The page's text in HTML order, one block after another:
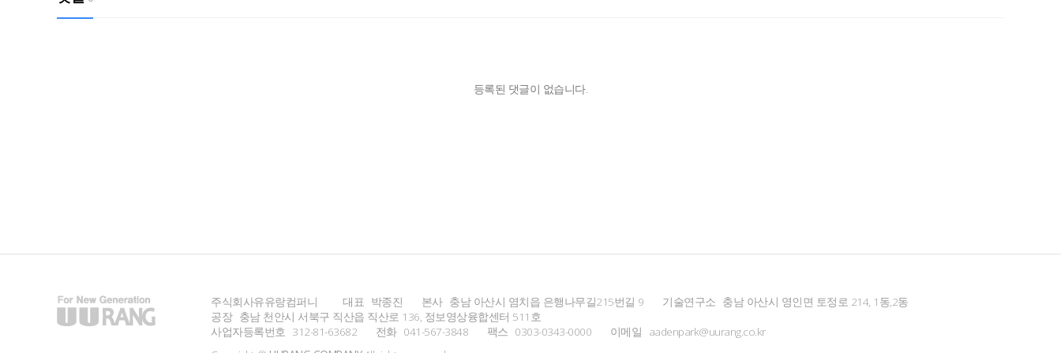
등록된 댓글이 없습니다.
주식회사유유랑컴퍼니 대표 박종진 본사 충남 아산시 염치읍 은행나무길215번길 9 기술연구소 충남 아산시 영인면 토정로 214, 1동,2동
공장 충남 천안시 서북구 직산읍 직산로 136, 정보영상융합센터 511호
사업자등록번호 312-81-63682 전화 041-567-3848 팩스 0303-0343-0000 이메일 aadenpark@uurang.co.kr